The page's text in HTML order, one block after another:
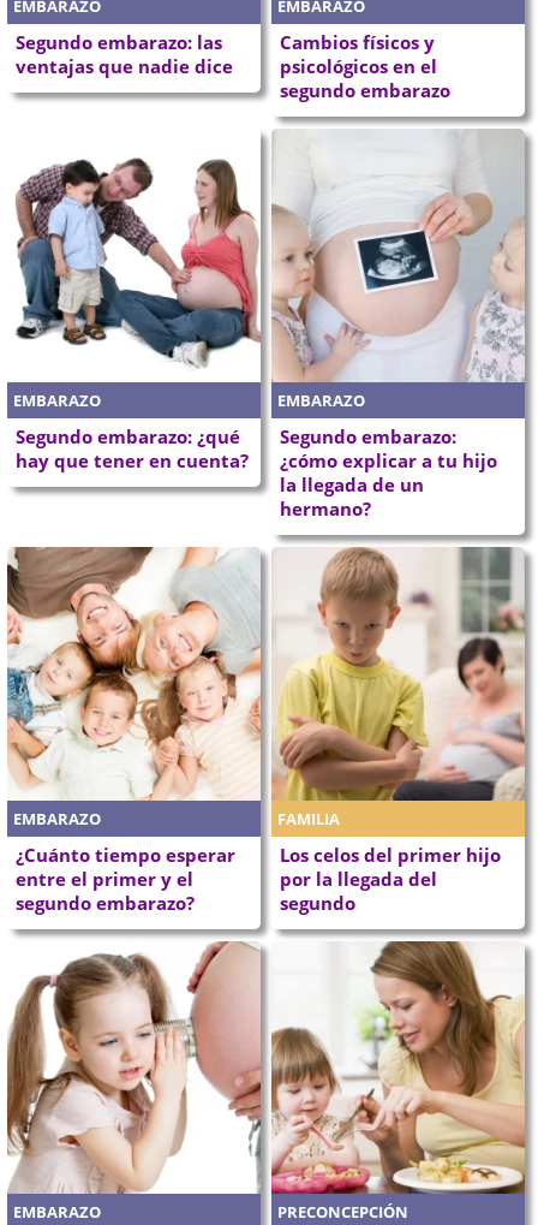
EMBARAZO
Segundo embarazo: las
ventajas que nadie dice
EMBARAZO
Cambios físicos y
psicológicos en el
segundo embarazo
EMBARAZO
Segundo embarazo: ¿qué
hay que tener en cuenta?
EMBARAZO
Segundo embarazo:
¿cómo explicar a tu hijo
la llegada de un
hermano?
EMBARAZO
¿Cuánto tiempo esperar
entre el primer y el
segundo embarazo?
FAMILIA
Los celos del primer hijo
por la llegada del
segundo
EMBARAZO PRECONCEPCIÓN